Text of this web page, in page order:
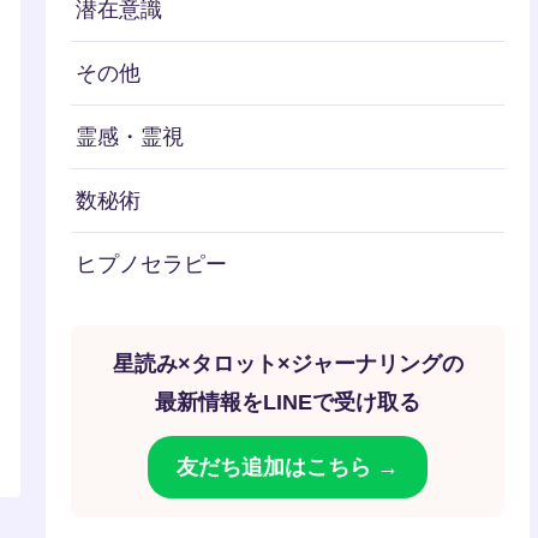
潜在意識
その他
霊感・霊視
数秘術
ヒプノセラピー
星読み×タロット×ジャーナリングの
最新情報をLINEで受け取る
友だち追加はこちら →